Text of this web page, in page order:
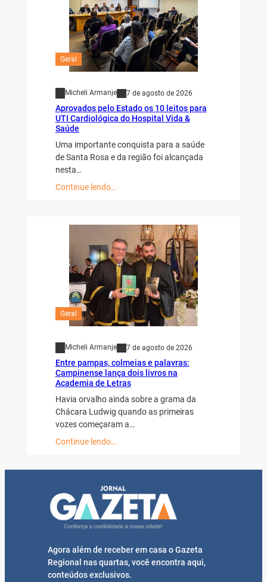
Geral
Micheli Armanje 7 de agosto de 2026
Aprovados pelo Estado os 10 leitos para
UTI Cardiológica do Hospital Vida &
Saúde
Uma importante conquista para a saúde
de Santa Rosa e da região foi alcançada
nesta…
Continue lendo…
Geral
Micheli Armanje 7 de agosto de 2026
Entre pampas, colmeias e palavras:
Campinense lança dois livros na
Academia de Letras
Havia orvalho ainda sobre a grama da
Chácara Ludwig quando as primeiras
vozes começaram a…
Continue lendo…
Agora além de receber em casa o Gazeta
Regional nas quartas, você encontra aqui,
conteúdos exclusivos.